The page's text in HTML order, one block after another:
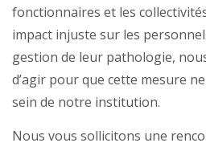
fonctionnaires et les
impact injuste sur les
gestion de leur pathologie,
d’agir pour que cette mesure
sein de notre institution.
Nous vous sollicitons une